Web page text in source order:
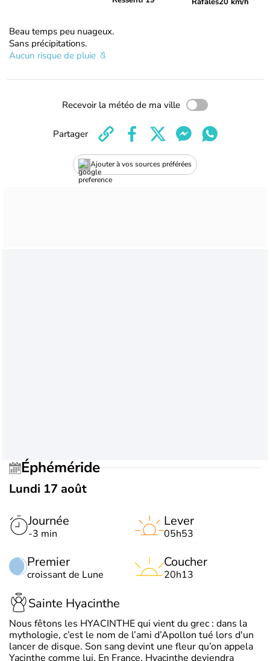
Beau temps peu nuageux.
Sans précipitations.
Aucun risque de pluie
Recevoir la météo de ma ville
Ajouter à vos sources préférées
Partager
Éphéméride
Lundi 17 août
Journée
-3 min
Premier
croissant de Lune
Lever
05h53
Coucher
20h13
Sainte Hyacinthe
Nous fêtons les HYACINTHE qui vient du grec : dans la
mythologie, c’est le nom de l’ami d’Apollon tué lors d'un
lancer de disque. Son sang devint une fleur qu’on appela
Yacinthe comme lui. En France, Hyacinthe deviendra